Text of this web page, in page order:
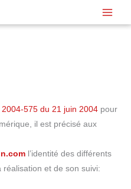
2004-575 du 21 juin 2004 pour
il est précisé aux
l’identité des différents
et de son suivi: